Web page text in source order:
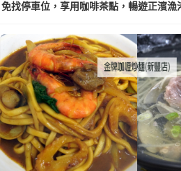
免找停車位，享用咖啡茶點，暢遊正濱漁